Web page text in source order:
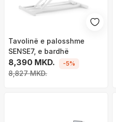
Tavolinë e palosshme
SENSE7, e bardhë
8,390 MKD.
8,827 MKD.
-5%